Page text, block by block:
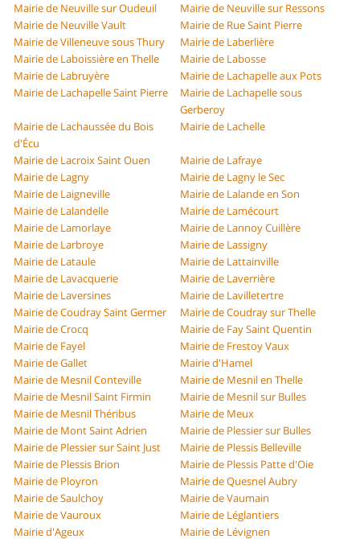
Mairie de Neuville sur Oudeuil
Mairie de Neuville sur Ressons
Mairie de Neuville Vault
Mairie de Rue Saint Pierre
Mairie de Villeneuve sous Thury
Mairie de Laberlière
Mairie de Laboissière en Thelle
Mairie de Labosse
Mairie de Labruyère
Mairie de Lachapelle aux Pots
Mairie de Lachapelle Saint Pierre
Mairie de Lachapelle sous
Gerberoy
Mairie de Lachaussée du Bois
d'Écu
Mairie de Lachelle
Mairie de Lacroix Saint Ouen
Mairie de Lafraye
Mairie de Lagny
Mairie de Lagny le Sec
Mairie de Laigneville
Mairie de Lalande en Son
Mairie de Lalandelle
Mairie de Lamécourt
Mairie de Lamorlaye
Mairie de Lannoy Cuillère
Mairie de Larbroye
Mairie de Lassigny
Mairie de Lataule
Mairie de Lattainville
Mairie de Lavacquerie
Mairie de Laverrière
Mairie de Laversines
Mairie de Lavilletertre
Mairie de Coudray Saint Germer
Mairie de Coudray sur Thelle
Mairie de Crocq
Mairie de Fay Saint Quentin
Mairie de Fayel
Mairie de Frestoy Vaux
Mairie de Gallet
Mairie d'Hamel
Mairie de Mesnil Conteville
Mairie de Mesnil en Thelle
Mairie de Mesnil Saint Firmin
Mairie de Mesnil sur Bulles
Mairie de Mesnil Théribus
Mairie de Meux
Mairie de Mont Saint Adrien
Mairie de Plessier sur Bulles
Mairie de Plessier sur Saint Just
Mairie de Plessis Belleville
Mairie de Plessis Brion
Mairie de Plessis Patte d'Oie
Mairie de Ployron
Mairie de Quesnel Aubry
Mairie de Saulchoy
Mairie de Vaumain
Mairie de Vauroux
Mairie de Léglantiers
Mairie d'Ageux
Mairie de Lévignen